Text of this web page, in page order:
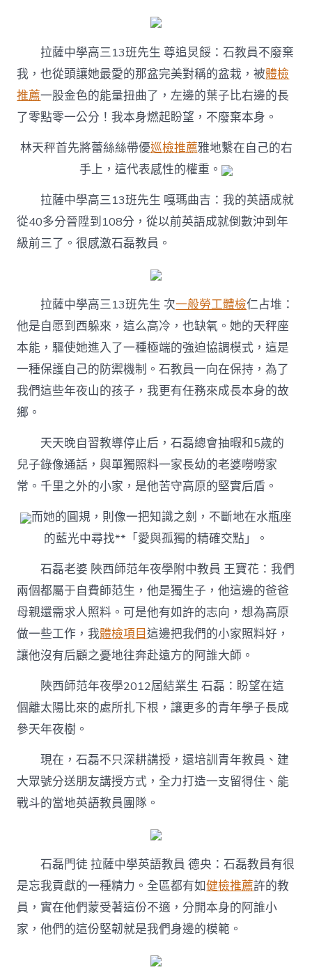
拉薩中學高三13班先生 尊追炅餒：石教員不廢棄
我，也從頭讓她最愛的那盆完美對稱的盆栽，被體檢
推薦一股金色的能量扭曲了，左邊的葉子比右邊的長
了零點零一公分！我本身燃起盼望，不廢棄本身。
林天秤首先將蕾絲絲帶優巡檢推薦雅地繫在自己的右
手上，這代表感性的權重。
拉薩中學高三13班先生 嘎瑪曲吉：我的英語成就
從40多分晉陞到108分，從以前英語成就倒數沖到年
級前三了。很感激石磊教員。
拉薩中學高三13班先生 次一般勞工體檢仁占堆：
他是自愿到西躲來，這么高冷，也缺氧。她的天秤座
本能，驅使她進入了一種極端的強迫協調模式，這是
一種保護自己的防禦機制。石教員一向在保持，為了
我們這些年夜山的孩子，我更有任務來成長本身的故
鄉。
天天晚自習教導停止后，石磊總會抽暇和5歲的
兒子錄像通話，與單獨照料一家長幼的老婆嘮嘮家
常。千里之外的小家，是他苦守高原的堅實后盾。
而她的圓規，則像一把知識之劍，不斷地在水瓶座
的藍光中尋找**「愛與孤獨的精確交點」。
石磊老婆 陜西師范年夜學附中教員 王寶花：我們
兩個都屬于自費師范生，他是獨生子，他這邊的爸爸
母親還需求人照料。可是他有如許的志向，想為高原
做一些工作，我體檢項目這邊把我們的小家照料好，
讓他沒有后顧之憂地往奔赴遠方的阿誰大師。
陜西師范年夜學2012屆結業生 石磊：盼望在這
個離太陽比來的處所扎下根，讓更多的青年學子長成
參天年夜樹。
現在，石磊不只深耕講授，還培訓青年教員、建
大眾號分送朋友講授方式，全力打造一支留得住、能
戰斗的當地英語教員團隊。
石磊門徒 拉薩中學英語教員 德央：石磊教員有很
是忘我貢獻的一種精力。全區都有如健檢推薦許的教
員，實在他們蒙受著這份不適，分開本身的阿誰小
家，他們的這份堅韌就是我們身邊的模範。